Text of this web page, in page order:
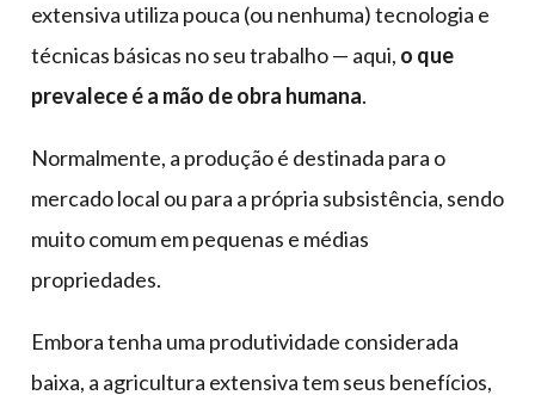
extensiva utiliza pouca (ou nenhuma) tecnologia e
técnicas básicas no seu trabalho — aqui, o que
prevalece é a mão de obra humana.
Normalmente, a produção é destinada para o
mercado local ou para a própria subsistência, sendo
muito comum em pequenas e médias
propriedades.
Embora tenha uma produtividade considerada
baixa, a agricultura extensiva tem seus benefícios,